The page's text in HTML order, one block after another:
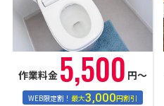
作業料金 5,500 円〜
WEB限定割！最大3,000円割引